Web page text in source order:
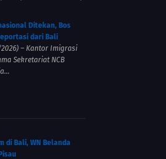
Ditekan, Bos
dari Bali
– Kantor Imigrasi
Sekretariat NCB
di Bali, WN Belanda